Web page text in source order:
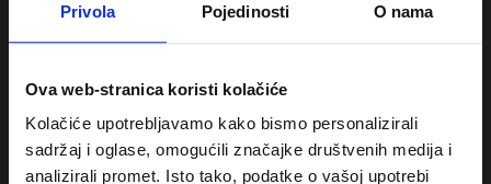
Privola Pojedinosti O nama
Ova web-stranica koristi kolačiće
Kolačiće upotrebljavamo kako bismo personalizirali
sadržaj i oglase, omogućili značajke društvenih medija i
analizirali promet. Isto tako, podatke o vašoj upotrebi